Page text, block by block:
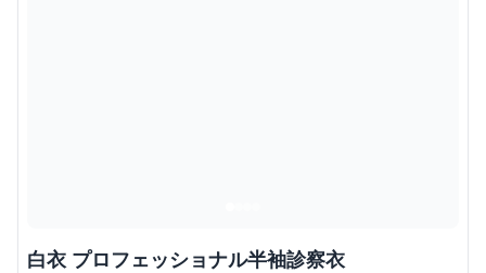
白衣 プロフェッショナル半袖診察衣